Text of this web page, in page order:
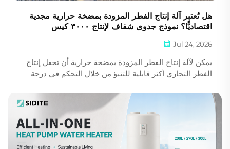
هل تُعتبر آلة إنتاج الفطر المزودة بمضخة حرارية مجدية
اقتصاديًّا؟ نموذج جدوى شفاف لإنتاج ٣٠٠٠ كيس
Jul 24, 2026
يمكن لآلة إنتاج الفطر المزودة بمضخة حرارية أن تجعل إنتاج
الفطر التجاري أكثر قابلية للتنبؤ من خلال التحكم في درجة
كنظامٍ واحد. أما الجدوى المالية فهي تعتمد أقل ما يكون على سعر